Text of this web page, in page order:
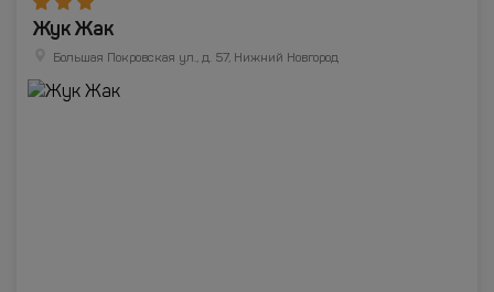
Жук Жак
Большая Покровская ул., д. 57, Нижний Новгород